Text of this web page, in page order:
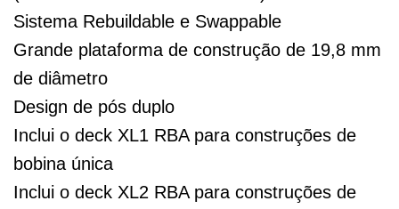
Sistema Rebuildable e Swappable
Grande plataforma de construção de 19,8 mm
de diâmetro
Design de pós duplo
Inclui o deck XL1 RBA para construções de
bobina única
Inclui o deck XL2 RBA para construções de